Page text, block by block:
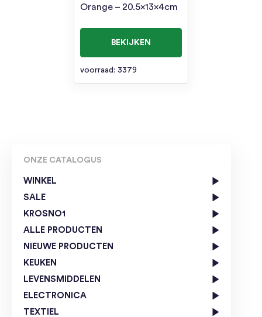
ONZE CATALOGUS
WINKEL
SALE
KROSNO1
ALLE PRODUCTEN
NIEUWE PRODUCTEN
KEUKEN
LEVENSMIDDELEN
ELECTRONICA
TEXTIEL
Orange – 20.5x13x4cm
BEKIJKEN
voorraad: 3379